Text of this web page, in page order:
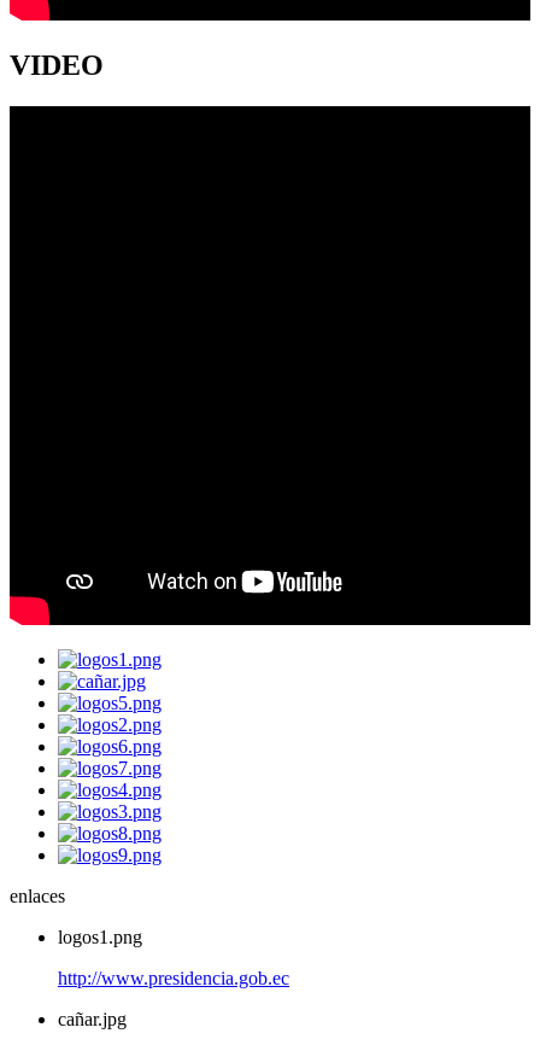
VIDEO
enlaces
logos1.png
http://www.presidencia.gob.ec
cañar.jpg